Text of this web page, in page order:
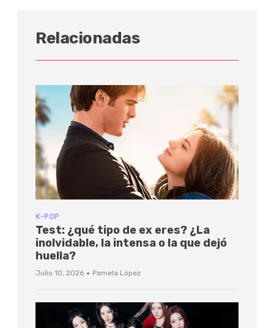
Relacionadas
K-POP
Test: ¿qué tipo de ex eres? ¿La
inolvidable, la intensa o la que dejó
huella?
Julio 10, 2026 · Pamela López